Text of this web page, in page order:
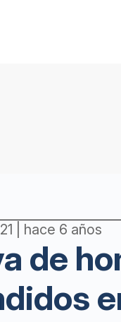
| hace 6 años
de